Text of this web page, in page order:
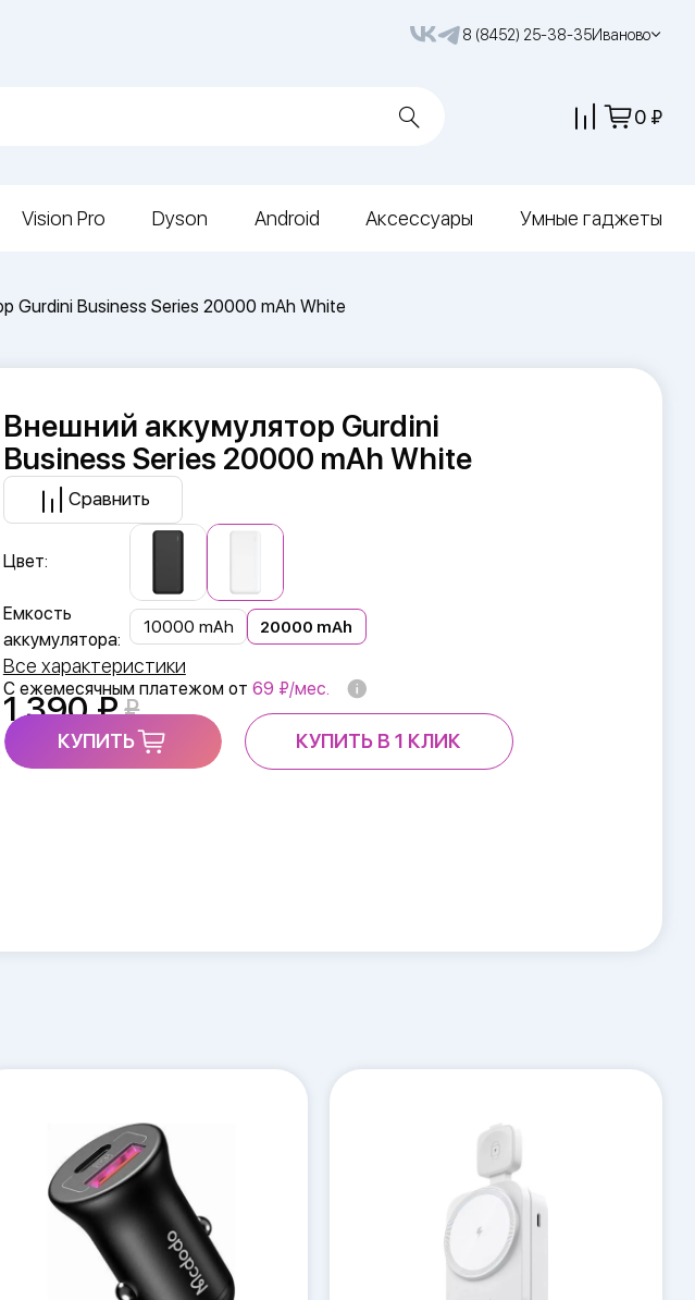
8 (8452) 25-38-35Иваново
0
Vision Pro Dyson Android Аксессуары Умные гаджеты
Gurdini Business Series 20000 mAh White
Внешний аккумулятор Gurdini
Business Series 20000 mAh White
Сравнить
Цвет:
Емкость
аккумулятора:
10000 mAh 20000 mAh
Все характеристики
С ежемесячным платежом от 69 ₽/мес.
1 390
КУПИТЬ КУПИТЬ В 1 КЛИК